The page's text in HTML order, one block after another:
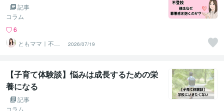
記事
コラム
6
ともママ｜不登
校専門カウンセ
ラー
2026/07/19
【子育て体験談】悩みは成長するための栄
養になる
記事
コラム